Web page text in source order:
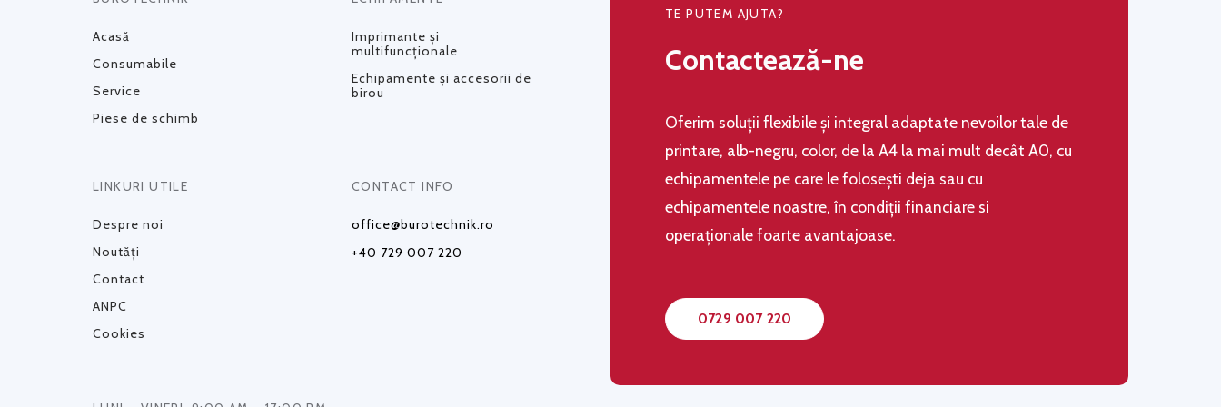
Acasă
Consumabile
Service
Piese de schimb
Imprimante și
multifuncționale
Echipamente și accesorii de
birou
LINKURI UTILE
Despre noi
Noutăți
Contact
ANPC
Cookies
CONTACT INFO
office@burotechnik.ro
+40 729 007 220
TE PUTEM AJUTA?
Contactează-ne
Oferim soluţii flexibile şi integral adaptate nevoilor tale de
printare, alb-negru, color, de la A4 la mai mult decât A0, cu
echipamentele pe care le folosești deja sau cu
echipamentele noastre, în condiţii financiare si
operaţionale foarte avantajoase.
0729 007 220